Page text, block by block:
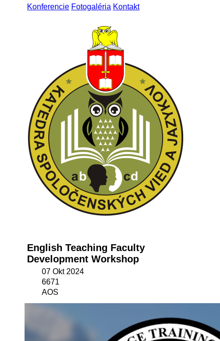
Konferencie Fotogaléria Kontakt
English Teaching Faculty
Development Workshop
07 Okt 2024
6671
AOS